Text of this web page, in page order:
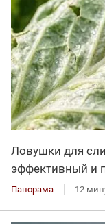
Ловушки для
эффективный и
Панорама 12